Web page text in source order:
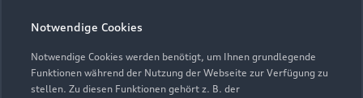
Notwendige Cookies
Notwendige Cookies werden benötigt, um Ihnen grundlegende
Funktionen während der Nutzung der Webseite zur Verfügung zu
stellen. Zu diesen Funktionen gehört z. B. der
Teile- & Zubehörverkauf
Geöffnet bis18:00